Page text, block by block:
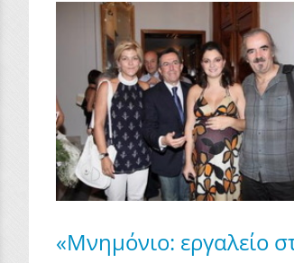
«Μνημόνιο: εργαλείο